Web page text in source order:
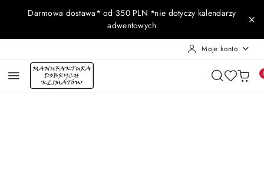
Przejdź do treści głównej
Przejdź do wyszukiwarki
Przejdź do moje konto
Przejdź do menu głównego
Przejdź do opisu produktu
Przejdź do stopki
Darmowa dostawa* od 350 PLN *nie dotyczy kalendarzy
adwentowych
Moje konto